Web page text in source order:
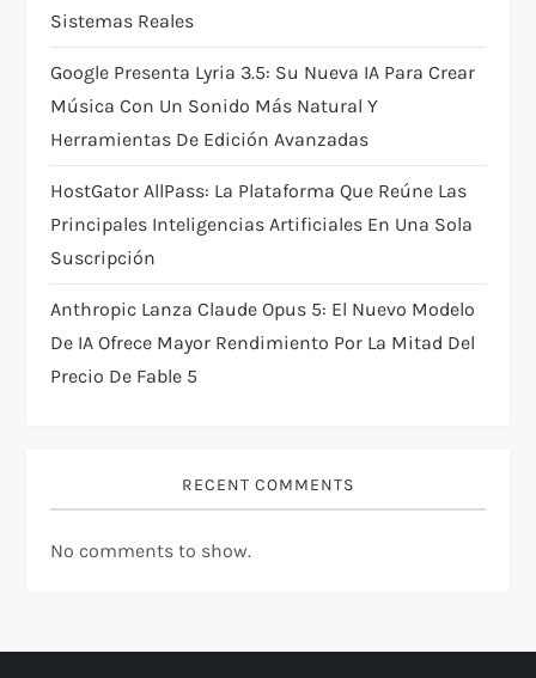
Sistemas Reales
Google Presenta Lyria 3.5: Su Nueva IA Para Crear
Música Con Un Sonido Más Natural Y
Herramientas De Edición Avanzadas
HostGator AllPass: La Plataforma Que Reúne Las
Principales Inteligencias Artificiales En Una Sola
Suscripción
Anthropic Lanza Claude Opus 5: El Nuevo Modelo
De IA Ofrece Mayor Rendimiento Por La Mitad Del
Precio De Fable 5
RECENT COMMENTS
No comments to show.